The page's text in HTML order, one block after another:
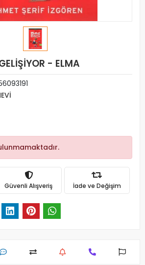
- ELMA
Güvenli Alışveriş İade ve Değişim